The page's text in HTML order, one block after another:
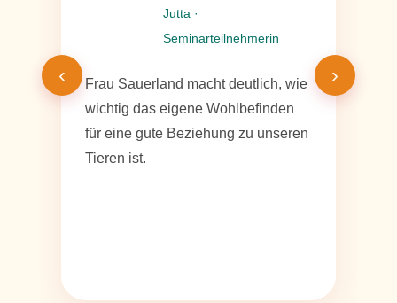
Jutta ·
Seminarteilnehmerin
Frau Sauerland macht deutlich, wie
wichtig das eigene Wohlbefinden
für eine gute Beziehung zu unseren
Tieren ist.
‹ ›